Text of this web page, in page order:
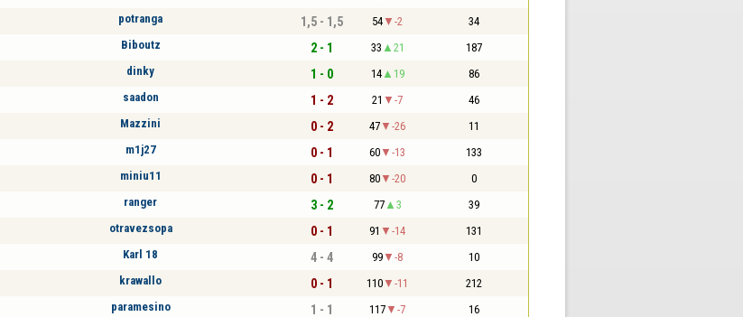
potranga 1,5 - 1,5 54 -2 34
Biboutz 2 - 1 33 21 187
dinky 1 - 0 14 19 86
saadon 1 - 2 21 -7 46
Mazzini 0 - 2 47 -26 11
m1j27 0 - 1 60 -13 133
miniu11 0 - 1 80 -20 0
ranger 3 - 2 77 3 39
otravezsopa 0 - 1 91 -14 131
Karl 18 4 - 4 99 -8 10
krawallo 0 - 1 110 -11 212
paramesino 1 - 1 117 -7 16